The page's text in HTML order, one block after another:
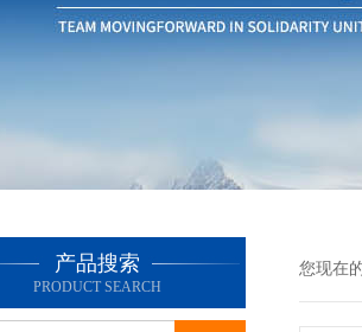
产品搜索
PRODUCT SEARCH
您现在